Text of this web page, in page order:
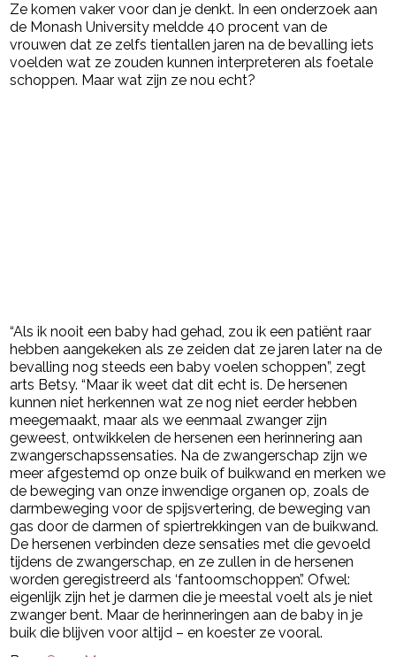
Ze komen vaker voor dan je denkt. In een onderzoek aan
de Monash University meldde 40 procent van de
vrouwen dat ze zelfs tientallen jaren na de bevalling iets
voelden wat ze zouden kunnen interpreteren als foetale
schoppen. Maar wat zijn ze nou echt?
“Als ik nooit een baby had gehad, zou ik een patiënt raar
hebben aangekeken als ze zeiden dat ze jaren later na de
bevalling nog steeds een baby voelen schoppen”, zegt
arts Betsy. “Maar ik weet dat dit echt is. De hersenen
kunnen niet herkennen wat ze nog niet eerder hebben
meegemaakt, maar als we eenmaal zwanger zijn
geweest, ontwikkelen de hersenen een herinnering aan
zwangerschapssensaties. Na de zwangerschap zijn we
meer afgestemd op onze buik of buikwand en merken we
de beweging van onze inwendige organen op, zoals de
darmbeweging voor de spijsvertering, de beweging van
gas door de darmen of spiertrekkingen van de buikwand.
De hersenen verbinden deze sensaties met die gevoeld
tijdens de zwangerschap, en ze zullen in de hersenen
worden geregistreerd als ‘fantoomschoppen’.’ Ofwel:
eigenlijk zijn het je darmen die je meestal voelt als je niet
zwanger bent. Maar de herinneringen aan de baby in je
buik die blijven voor altijd – en koester ze vooral.